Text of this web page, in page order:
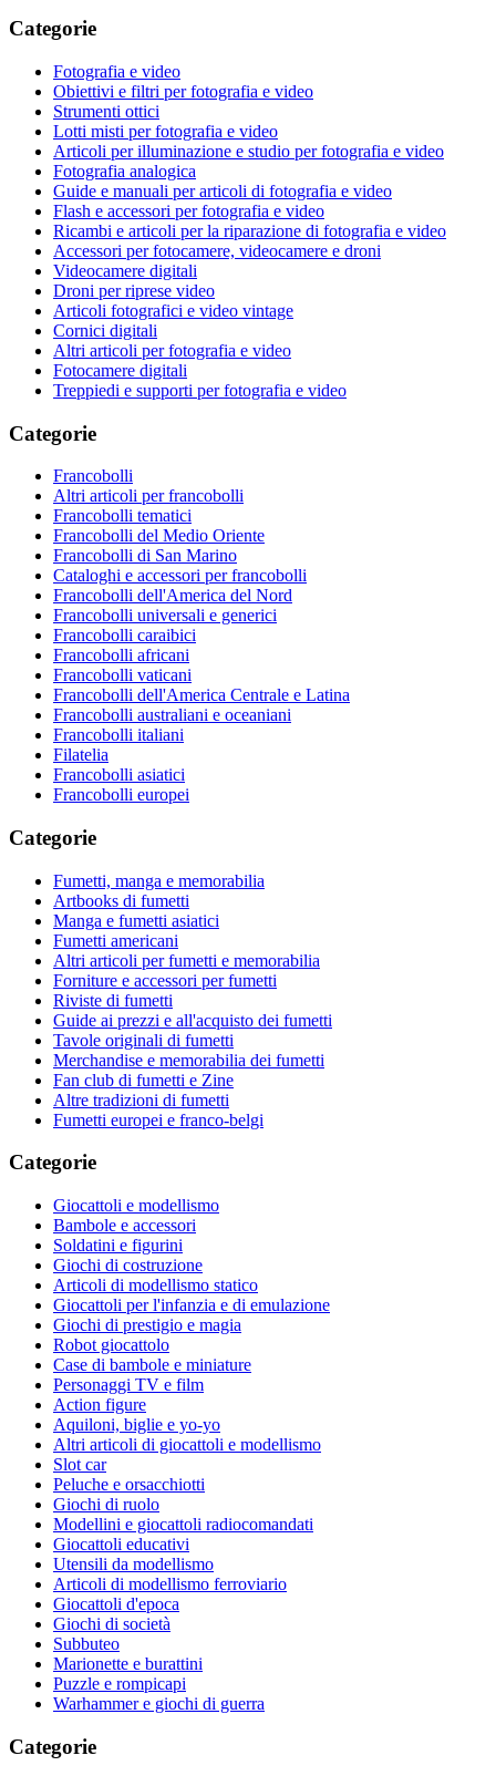
Categorie
Fotografia e video
Obiettivi e filtri per fotografia e video
Strumenti ottici
Lotti misti per fotografia e video
Articoli per illuminazione e studio per fotografia e video
Fotografia analogica
Guide e manuali per articoli di fotografia e video
Flash e accessori per fotografia e video
Ricambi e articoli per la riparazione di fotografia e video
Accessori per fotocamere, videocamere e droni
Videocamere digitali
Droni per riprese video
Articoli fotografici e video vintage
Cornici digitali
Altri articoli per fotografia e video
Fotocamere digitali
Treppiedi e supporti per fotografia e video
Categorie
Francobolli
Altri articoli per francobolli
Francobolli tematici
Francobolli del Medio Oriente
Francobolli di San Marino
Cataloghi e accessori per francobolli
Francobolli dell'America del Nord
Francobolli universali e generici
Francobolli caraibici
Francobolli africani
Francobolli vaticani
Francobolli dell'America Centrale e Latina
Francobolli australiani e oceaniani
Francobolli italiani
Filatelia
Francobolli asiatici
Francobolli europei
Categorie
Fumetti, manga e memorabilia
Artbooks di fumetti
Manga e fumetti asiatici
Fumetti americani
Altri articoli per fumetti e memorabilia
Forniture e accessori per fumetti
Riviste di fumetti
Guide ai prezzi e all'acquisto dei fumetti
Tavole originali di fumetti
Merchandise e memorabilia dei fumetti
Fan club di fumetti e Zine
Altre tradizioni di fumetti
Fumetti europei e franco-belgi
Categorie
Giocattoli e modellismo
Bambole e accessori
Soldatini e figurini
Giochi di costruzione
Articoli di modellismo statico
Giocattoli per l'infanzia e di emulazione
Giochi di prestigio e magia
Robot giocattolo
Case di bambole e miniature
Personaggi TV e film
Action figure
Aquiloni, biglie e yo-yo
Altri articoli di giocattoli e modellismo
Slot car
Peluche e orsacchiotti
Giochi di ruolo
Modellini e giocattoli radiocomandati
Giocattoli educativi
Utensili da modellismo
Articoli di modellismo ferroviario
Giocattoli d'epoca
Giochi di società
Subbuteo
Marionette e burattini
Puzzle e rompicapi
Warhammer e giochi di guerra
Categorie